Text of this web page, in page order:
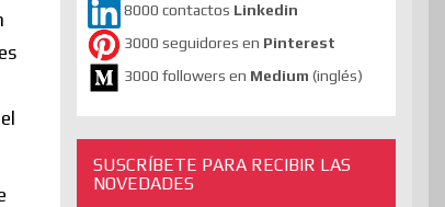
8000 contactos Linkedin
3000 seguidores en Pinterest
3000 followers en Medium (inglés)
SUSCRÍBETE PARA RECIBIR LAS
NOVEDADES